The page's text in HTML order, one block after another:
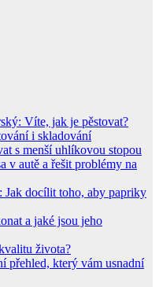
Víte, jak je pěstovat?
i skladování
s menší uhlíkovou stopou
v autě a řešit problémy na
Jak docílit toho, aby papriky
a jaké jsou jeho
života?
který vám usnadní